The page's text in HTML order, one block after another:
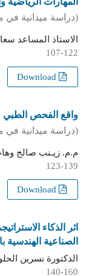
(دراسة ميدانية في
الاستاذ المساعد
107-122
واقع الفحص الطبي
(دراسة ميدانية في
م.م. زيـنب صالح
123-139
اثر الذكاء
الصناعية الهندسية
الدكتورة نسرين
140-160